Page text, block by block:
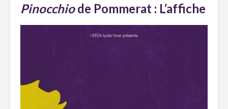
Pinocchiode Pommerat : L’affiche